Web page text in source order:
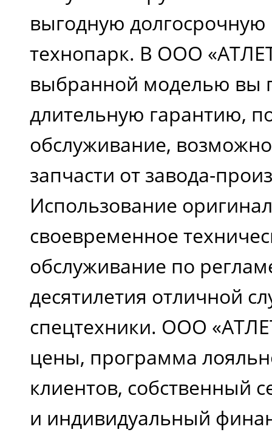
выгодную
технопарк. В ООО
выбранной моделью вы
длительную гарантию,
обслуживание,
запчасти от завода-
Использование
своевременное
обслуживание по
десятилетия отличной
спецтехники. ООО
цены, программа
клиентов, собственный
и индивидуальный